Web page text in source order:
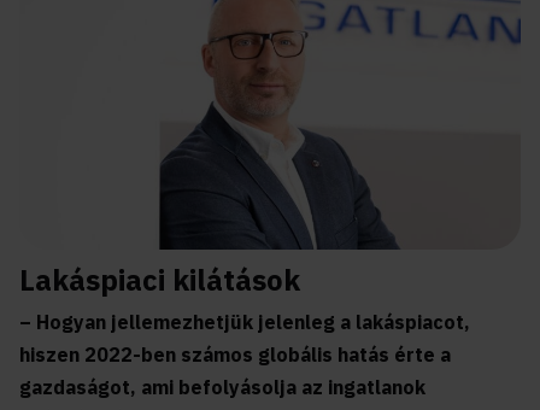
Lakáspiaci kilátások
– Hogyan jellemezhetjük jelenleg a lakáspiacot,
hiszen 2022-ben számos globális hatás érte a
gazdaságot, ami befolyásolja az ingatlanok